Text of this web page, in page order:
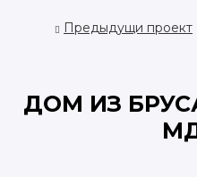
Предыдущи проект
ДОМ ИЗ